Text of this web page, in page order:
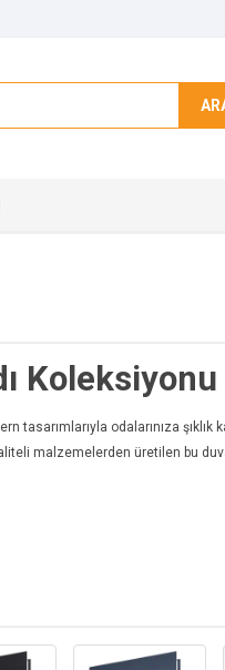
Koleksiyonu
tasarımlarıyla odalarınıza şıklık
malzemelerden üretilen bu